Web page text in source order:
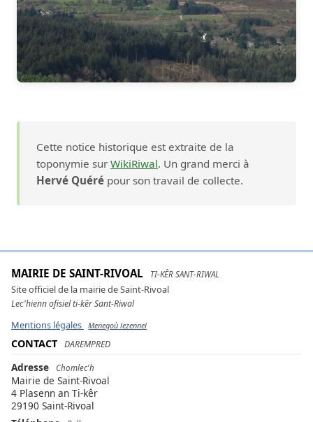
Cette notice historique est extraite de la
toponymie sur WikiRiwal. Un grand merci à
Hervé Quéré pour son travail de collecte.
MAIRIE DE SAINT-RIVOAL TI-KÊR SANT-RIWAL
Site officiel de la mairie de Saint-Rivoal
Lec'hienn ofisiel ti-kêr Sant-Riwal
Mentions légales Menegoù lezennel
CONTACT DAREMPRED
Adresse Chomlec'h
Mairie de Saint-Rivoal
4 Plasenn an Ti-kêr
29190 Saint-Rivoal